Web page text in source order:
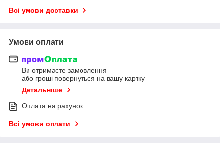
Всі умови доставки
Умови оплати
Ви отримаєте замовлення
або гроші повернуться на вашу картку
Детальніше
Оплата на рахунок
Всі умови оплати